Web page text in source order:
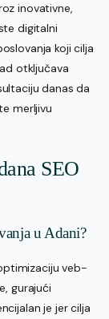
inovativne,
digitalni
koji cilja
otključava
danas da
merljivu
SEO
u Adani?
veb-
gurajući
je jer cilja